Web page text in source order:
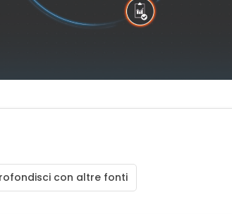
con altre fonti